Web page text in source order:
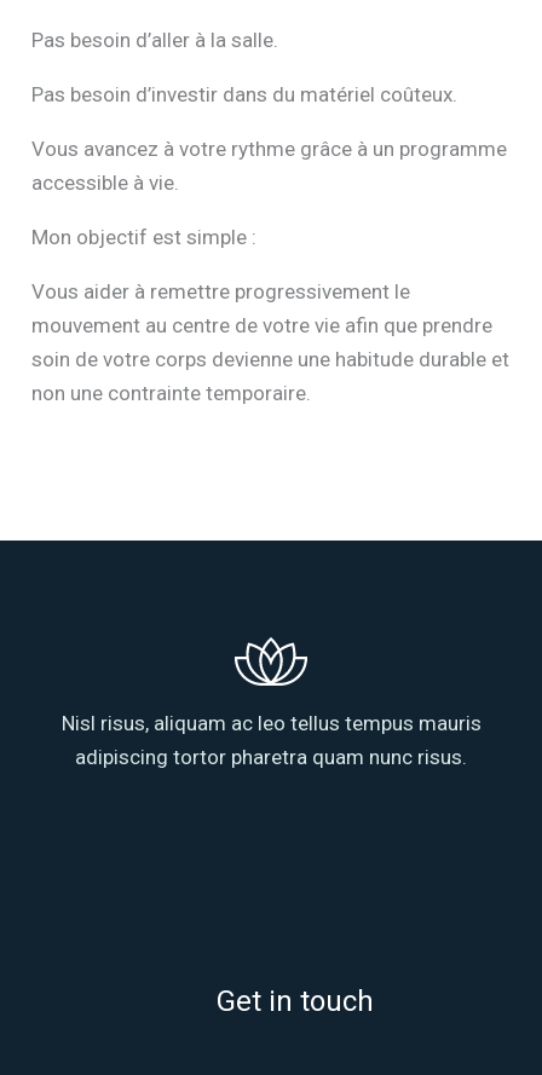
Pas besoin d’aller à la salle.
Pas besoin d’investir dans du matériel coûteux.
Vous avancez à votre rythme grâce à un programme
accessible à vie.
Mon objectif est simple :
Vous aider à remettre progressivement le
mouvement au centre de votre vie afin que prendre
soin de votre corps devienne une habitude durable et
non une contrainte temporaire.
Nisl risus, aliquam ac leo tellus tempus mauris
adipiscing tortor pharetra quam nunc risus.
Get in touch